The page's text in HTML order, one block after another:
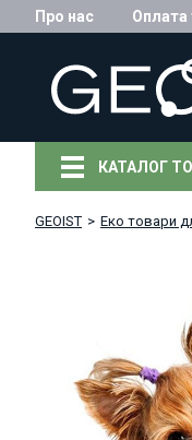
Про нас Оплата
КАТАЛОГ
GEOIST > Еко товари